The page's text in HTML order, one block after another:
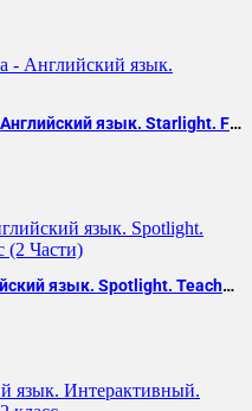
К. Баранова, В. Копылова – Английский язык. Starlight. Flashcards. 3 класс
Н. Быкова, В. Эванс – Английский язык. Spotlight. Teacher + Flashcards. 3 класс (2 Части)